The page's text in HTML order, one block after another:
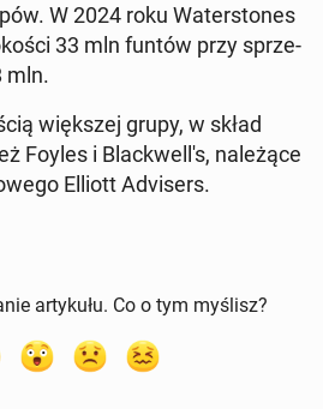
W 2024 roku Wa­ter­sto­nes
33 mln funtów przy sprze­
mln.
więk­szej grupy, w skład
Foyles i Blac­kwel­l's, na­le­żą­ce
Elliott Ad­vi­sers.
artykułu. Co o tym myślisz?